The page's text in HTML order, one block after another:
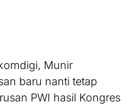
Munir
baru nanti tetap
PWI hasil Kongres